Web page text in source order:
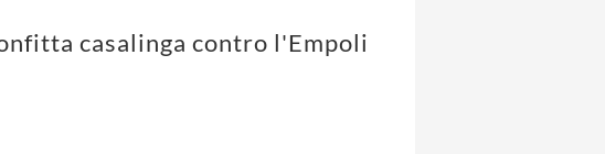
casalinga contro l'Empoli